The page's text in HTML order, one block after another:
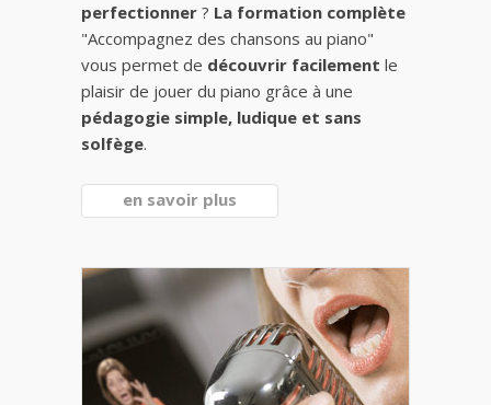
perfectionner ? La formation complète
"Accompagnez des chansons au piano"
vous permet de découvrir facilement le
plaisir de jouer du piano grâce à une
pédagogie simple, ludique et sans
solfège.
en savoir plus